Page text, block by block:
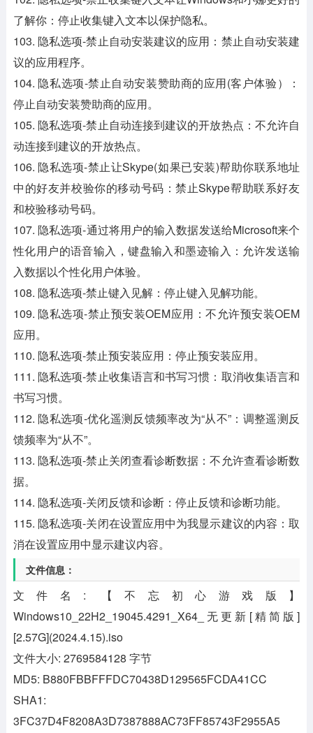
了解你：停止收集键入文本以保护隐私。
103. 隐私选项-禁止自动安装建议的应用：禁止自动安装建
议的应用程序。
104. 隐私选项-禁止自动安装赞助商的应用(客户体验）：
停止自动安装赞助商的应用。
105. 隐私选项-禁止自动连接到建议的开放热点：不允许自
动连接到建议的开放热点。
106. 隐私选项-禁止让Skype(如果已安装)帮助你联系地址
中的好友并校验你的移动号码：禁止Skype帮助联系好友
和校验移动号码。
107. 隐私选项-通过将用户的输入数据发送给Microsoft来个
性化用户的语音输入，键盘输入和墨迹输入：允许发送输
入数据以个性化用户体验。
108. 隐私选项-禁止键入见解：停止键入见解功能。
109. 隐私选项-禁止预安装OEM应用：不允许预安装OEM
应用。
110. 隐私选项-禁止预安装应用：停止预安装应用。
111. 隐私选项-禁止收集语言和书写习惯：取消收集语言和
书写习惯。
112. 隐私选项-优化遥测反馈频率改为“从不”：调整遥测反
馈频率为“从不”。
113. 隐私选项-禁止关闭查看诊断数据：不允许查看诊断数
据。
114. 隐私选项-关闭反馈和诊断：停止反馈和诊断功能。
115. 隐私选项-关闭在设置应用中为我显示建议的内容：取
消在设置应用中显示建议内容。
文件信息：
文件名: 【不忘初心游戏版】
Windows10_22H2_19045.4291_X64_无更新[精简版]
[2.57G](2024.4.15).iso
文件大小: 2769584128 字节
MD5: B880FBBFFFDC70438D129565FCDA41CC
SHA1:
3FC37D4F8208A3D7387888AC73FF85743F2955A5